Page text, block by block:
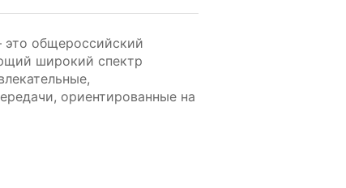
общероссийский
широкий спектр
ориентированные на